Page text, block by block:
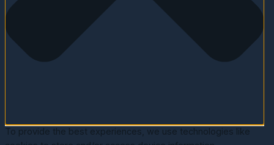
To provide the best experiences, we use technologies like